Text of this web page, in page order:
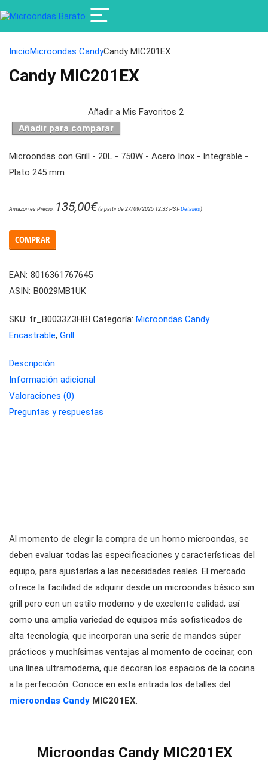
InicioMicroondas CandyCandy MIC201EX
Candy MIC201EX
Añadir a Mis Favoritos 2
Añadir para comparar
Microondas con Grill - 20L - 750W - Acero Inox - Integrable -
Plato 245 mm
Amazon.es Precio: 135,00€ (a partir de 27/09/2025 12:33 PST-Detalles )
COMPRAR
EAN: 8016361767645
ASIN: B0029MB1UK
SKU: fr_B0033Z3HBI Categoría: Microondas Candy
Encastrable, Grill
Descripción
Información adicional
Valoraciones (0)
Preguntas y respuestas
Al momento de elegir la compra de un horno microondas, se
deben evaluar todas las especificaciones y características del
equipo, para ajustarlas a las necesidades reales. El mercado
ofrece la facilidad de adquirir desde un microondas básico sin
grill pero con un estilo moderno y de excelente calidad; así
como una amplia variedad de equipos más sofisticados de
alta tecnología, que incorporan una serie de mandos súper
prácticos y muchísimas ventajas al momento de cocinar, con
una línea ultramoderna, que decoran los espacios de la cocina
a la perfección. Conoce en esta entrada los detalles del
microondas Candy MIC201EX.
Microondas Candy MIC201EX